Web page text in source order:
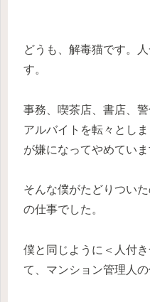
どうも、解毒猫です。
す。
事務、喫茶店、書店、
アルバイトを転々とし
が嫌になってやめていま
そんな僕がたどりつい
の仕事でした。
僕と同じように＜人付
て、マンション管理人の